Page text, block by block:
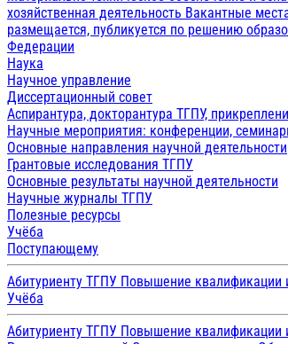
хозяйственная деятельность Вакантные
размещается, публикуется по решению
Федерации
Наука
Научное управление
Диссертационный совет
Аспирантура, докторантура ТГПУ,
Научные мероприятия: конференции,
Основные направления научной деятельности
Грантовые исследования ТГПУ
Основные результаты научной деятельности
Научные журналы ТГПУ
Полезные ресурсы
Учёба
Поступающему
Абитуриенту ТГПУ Повышение квалификации
Учёба
Абитуриенту ТГПУ Повышение квалификации